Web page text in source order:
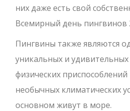
них даже есть свой
Всемирный день пингвинов
Пингвины также являются
уникальных и
физических
необычных климатических
основном живут в море.